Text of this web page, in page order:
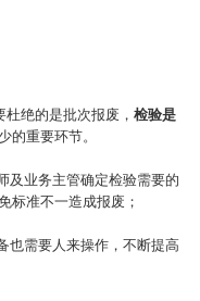
杜绝的是批次报废， 检验是
的重要环节。
及业务主管确定检验需要的
标准不一造成报废；
也需要人来操作，不断提高